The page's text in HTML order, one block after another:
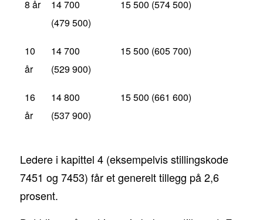
8 år
14 700
(479 500)
15 500 (574 500)
10
år
14 700
(529 900)
15 500 (605 700)
16
år
14 800
(537 900)
15 500 (661 600)
Ledere i kapittel 4 (eksempelvis stillingskode
7451 og 7453) får et generelt tillegg på 2,6
prosent.